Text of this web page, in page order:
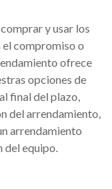
y usar los
compromiso o
ofrece
opciones de
final del plazo,
del arrendamiento,
arrendamiento
del equipo.